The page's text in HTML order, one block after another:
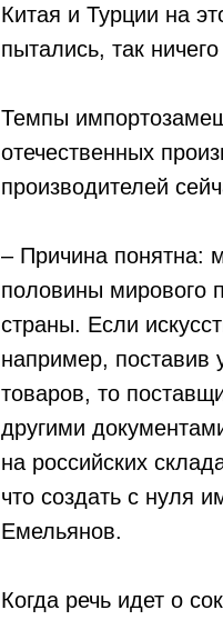
Китая и Турции на
пытались, так
Темпы
отечественных
производителей
– Причина понятна:
половины мирового
страны. Если
например, поставив
товаров, то
другими
на российских
что создать с нуля
Емельянов.
Когда речь идет о